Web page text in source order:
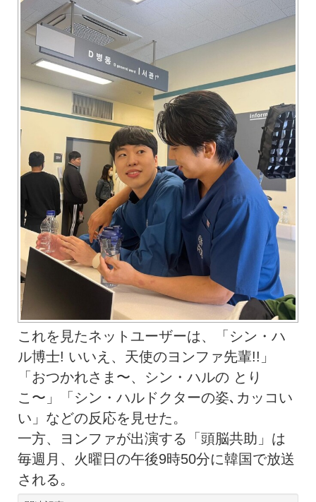
これを見たネットユーザーは、「シン・ハ
ル博士! いいえ、天使のヨンファ先輩!!」
「おつかれさま〜、シン・ハルの とり
こ〜」「シン・ハルドクターの姿､カッコい
い」などの反応を見せた。
一方、ヨンファが出演する「頭脳共助」は
毎週月、火曜日の午後9時50分に韓国で放送
される。